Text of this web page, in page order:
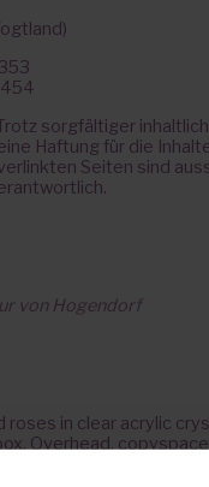
454
sorgfältiger
Haftung für die
Seiten sind
von Hogendorf
roses in clear acrylic
Overhead, copyspace